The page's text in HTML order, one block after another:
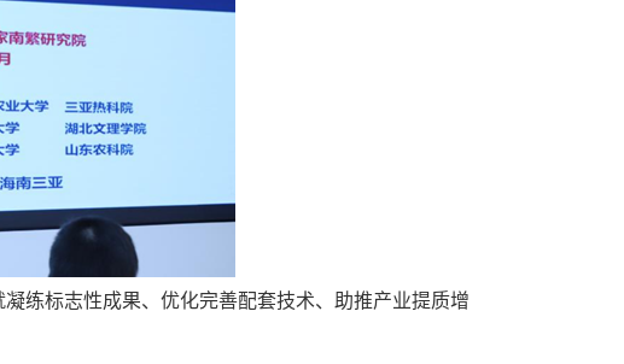
练标志性成果、优化完善配套技术、助推产业提质增